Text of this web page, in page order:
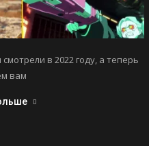
в 2022 году, а теперь
вам